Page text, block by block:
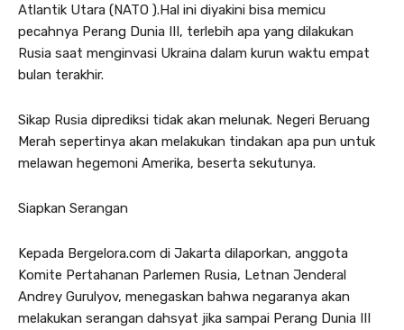
Atlantik Utara (NATO ).Hal ini diyakini bisa memicu
pecahnya Perang Dunia III, terlebih apa yang dilakukan
Rusia saat menginvasi Ukraina dalam kurun waktu empat
bulan terakhir.
Sikap Rusia diprediksi tidak akan melunak. Negeri Beruang
Merah sepertinya akan melakukan tindakan apa pun untuk
melawan hegemoni Amerika, beserta sekutunya.
Siapkan Serangan
Kepada Bergelora.com di Jakarta dilaporkan, anggota
Komite Pertahanan Parlemen Rusia, Letnan Jenderal
Andrey Gurulyov, menegaskan bahwa negaranya akan
melakukan serangan dahsyat jika sampai Perang Dunia III